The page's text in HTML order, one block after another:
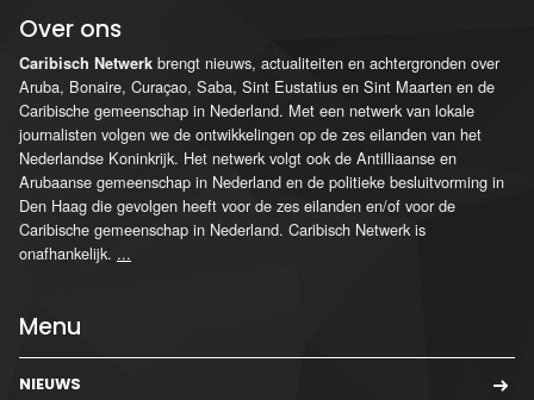
Over ons
Caribisch Netwerk brengt nieuws, actualiteiten en achtergronden over
Aruba, Bonaire, Curaçao, Saba, Sint Eustatius en Sint Maarten en de
Caribische gemeenschap in Nederland. Met een netwerk van lokale
journalisten volgen we de ontwikkelingen op de zes eilanden van het
Nederlandse Koninkrijk. Het netwerk volgt ook de Antilliaanse en
Arubaanse gemeenschap in Nederland en de politieke besluitvorming in
Den Haag die gevolgen heeft voor de zes eilanden en/of voor de
Caribische gemeenschap in Nederland. Caribisch Netwerk is
onafhankelijk. ...
Menu
NIEUWS